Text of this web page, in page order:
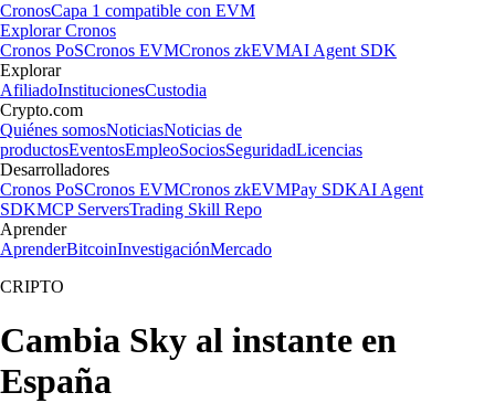
CronosCapa 1 compatible con EVM
Explorar Cronos
Cronos PoSCronos EVMCronos zkEVMAI Agent SDK
Explorar
AfiliadoInstitucionesCustodia
Crypto.com
Quiénes somosNoticiasNoticias de
productosEventosEmpleoSociosSeguridadLicencias
Desarrolladores
Cronos PoSCronos EVMCronos zkEVMPay SDKAI Agent
SDKMCP ServersTrading Skill Repo
Aprender
AprenderBitcoinInvestigaciónMercado
CRIPTO
Cambia Sky al instante en
España